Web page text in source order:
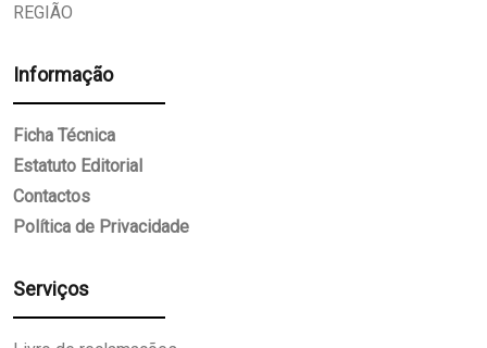
REGIÃO
Informação
Ficha Técnica
Estatuto Editorial
Contactos
Política de Privacidade
Serviços